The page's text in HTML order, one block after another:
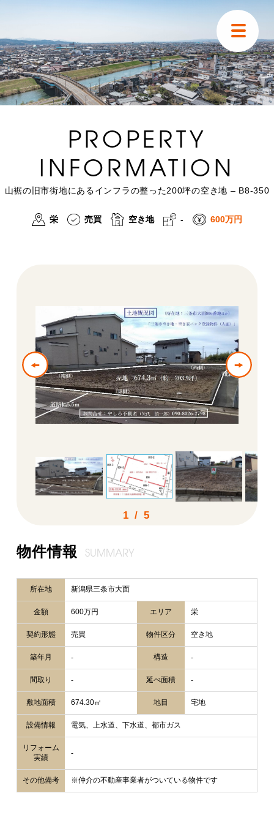
トップ
物件検索
空き家掲示板
移住ストーリー
PROPERTY
INFORMATION
山裾の旧市街地にあるインフラの整った200坪の空き地 – B8-350
栄 売買 空き地 - 600万円
1 /5
物件情報 SUMMARY
所在地 新潟県三条市大面
金額 600万円 エリア 栄
契約形態 売買 物件区分 空き地
築年月 - 構造 -
間取り - 延べ面積 -
敷地面積 674.30㎡ 地目 宅地
設備情報 電気、上水道、下水道、都市ガス
リフォーム
実績
-
その他備考 ※仲介の不動産事業者がついている物件です